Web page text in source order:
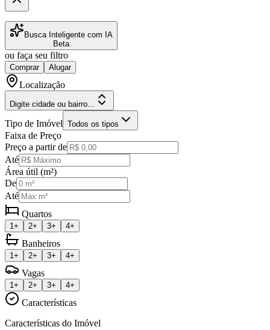
Busca Inteligente com IA
Beta
ou faça seu filtro
Comprar Alugar
Localização
Digite cidade ou bairro...
Tipo de Imóvel Todos os tipos
Faixa de Preço
Preço a partir de
Até
Área útil (m²)
De
Até
Quartos
1+ 2+ 3+ 4+
Banheiros
1+ 2+ 3+ 4+
Vagas
1+ 2+ 3+ 4+
Características
Características do Imóvel